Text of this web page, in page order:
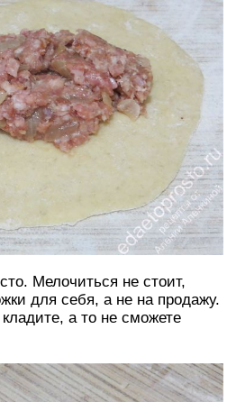
Мелочиться не стоит,
для себя, а не на продажу.
а то не сможете